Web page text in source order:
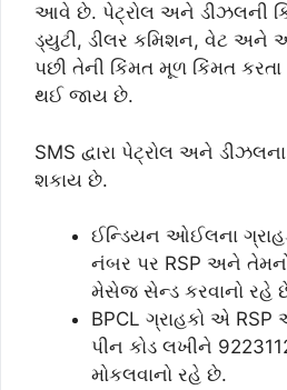
આવે છે. પેટ્રોલ અને ડીઝલની
ડ્યુટી, ડીલર કમિશન, વેટ અને
પછી તેની કિંમત મૂળ કિંમત
થઈ જાય છે.
SMS દ્વારા પેટ્રોલ અને
શકાય છે.
ઈન્ડિયન ઓઈલના
નંબર પર RSP અને તેમનો
મેસેજ સેન્ડ કરવાનો રહે
BPCL ગ્રાહકો એ RSP
પીન કોડ લખીને
મોકલવાનો રહે છે.